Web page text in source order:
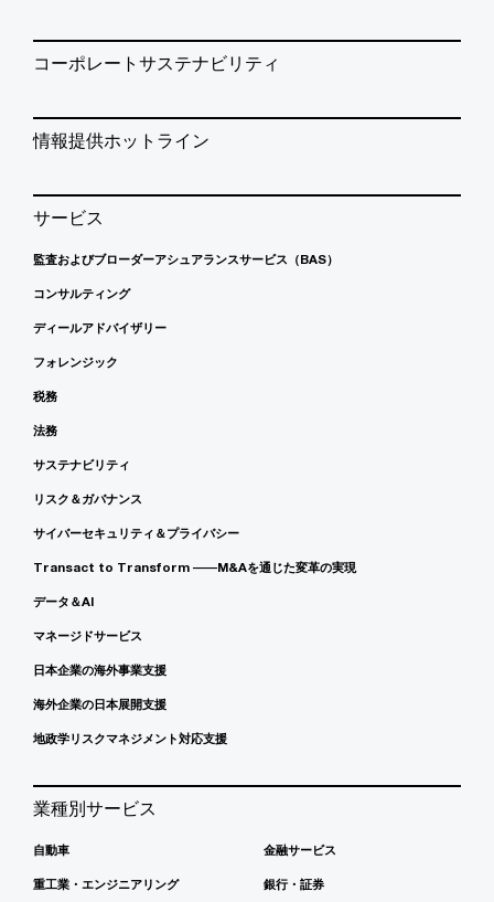
コーポレートサステナビリティ
情報提供ホットライン
サービス
監査およびブローダーアシュアランスサービス（BAS）
コンサルティング
ディールアドバイザリー
フォレンジック
税務
法務
サステナビリティ
リスク＆ガバナンス
サイバーセキュリティ＆プライバシー
Transact to Transform ――M&Aを通じた変革の実現
データ＆AI
マネージドサービス
日本企業の海外事業支援
海外企業の日本展開支援
地政学リスクマネジメント対応支援
業種別サービス
自動車
重工業・エンジニアリング
金融サービス
銀行・証券